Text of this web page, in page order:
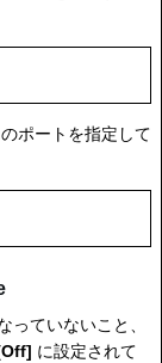
ポートを指定して
っていないこと、
に設定されて